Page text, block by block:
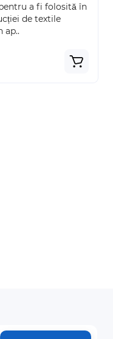
CAMEO-5-WHT-4T+ES
a fi folosită în
de textile
ap..